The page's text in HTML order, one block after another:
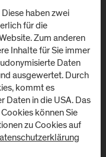
enge Verzahnung
ausgebaut
festigen und
zu
and
haben zwei
für die
Zum anderen
Inhalte für Sie immer
Daten
ausgewertet. Durch
kommt es
in die USA. Das
können Sie
zu Cookies auf